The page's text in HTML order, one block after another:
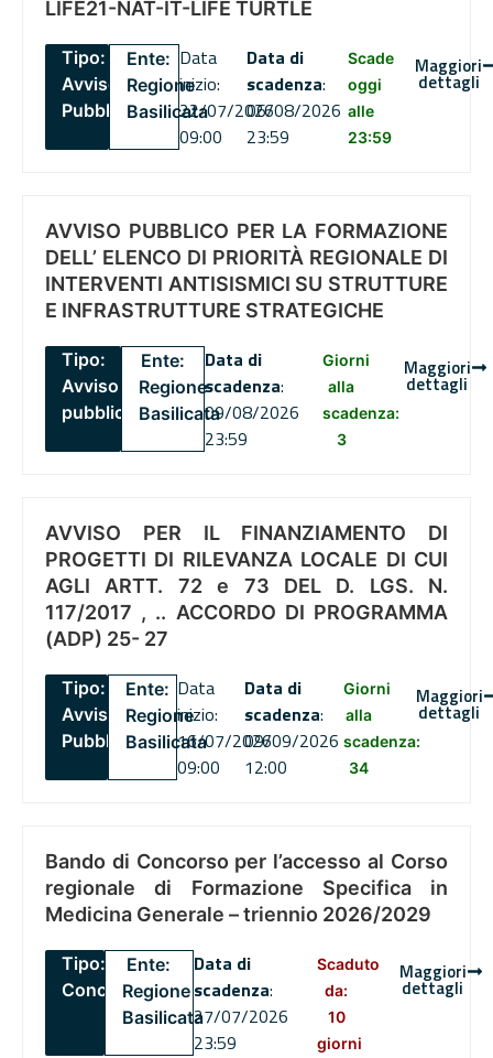
LIFE21-NAT-IT-LIFE TURTLE
Tipo:
Avviso
Pubblico
Ente:
Regione
Basilicata
Data
inizio:
22/07/2026
09:00
Data di
scadenza:
06/08/2026
23:59
Scade
oggi
alle
23:59
Maggiori
dettagli
AVVISO PUBBLICO PER LA FORMAZIONE
DELL’ ELENCO DI PRIORITÀ REGIONALE DI
INTERVENTI ANTISISMICI SU STRUTTURE
E INFRASTRUTTURE STRATEGICHE
Tipo:
Avviso
pubblico
Ente:
Regione
Basilicata
Data di
scadenza:
09/08/2026
23:59
Giorni
alla
scadenza:
3
Maggiori
dettagli
AVVISO PER IL FINANZIAMENTO DI
PROGETTI DI RILEVANZA LOCALE DI CUI
AGLI ARTT. 72 e 73 DEL D. LGS. N.
117/2017 , .. ACCORDO DI PROGRAMMA
(ADP) 25- 27
Tipo:
Avviso
Pubblico
Ente:
Regione
Basilicata
Data
inizio:
16/07/2026
09:00
Data di
scadenza:
09/09/2026
12:00
Giorni
alla
scadenza:
34
Maggiori
dettagli
Bando di Concorso per l’accesso al Corso
regionale di Formazione Specifica in
Medicina Generale – triennio 2026/2029
Tipo:
Concorsi
Ente:
Regione
Basilicata
Data di
scadenza:
27/07/2026
23:59
Scaduto
da:
10
giorni
Maggiori
dettagli